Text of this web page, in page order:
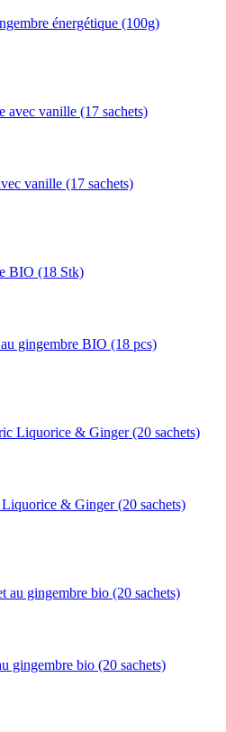
énergétique (100g)
vanille (17 sachets)
gingembre BIO (18 pcs)
& Ginger (20 sachets)
gingembre bio (20 sachets)